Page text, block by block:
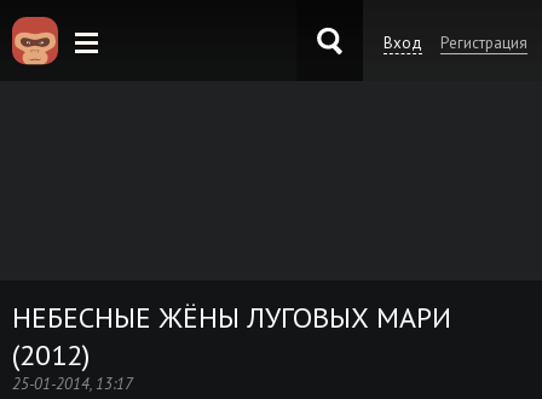
Вход Регистрация
НЕБЕСНЫЕ ЖЁНЫ ЛУГОВЫХ МАРИ
(2012)
25-01-2014, 13:17